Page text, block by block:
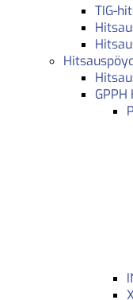
TIG-